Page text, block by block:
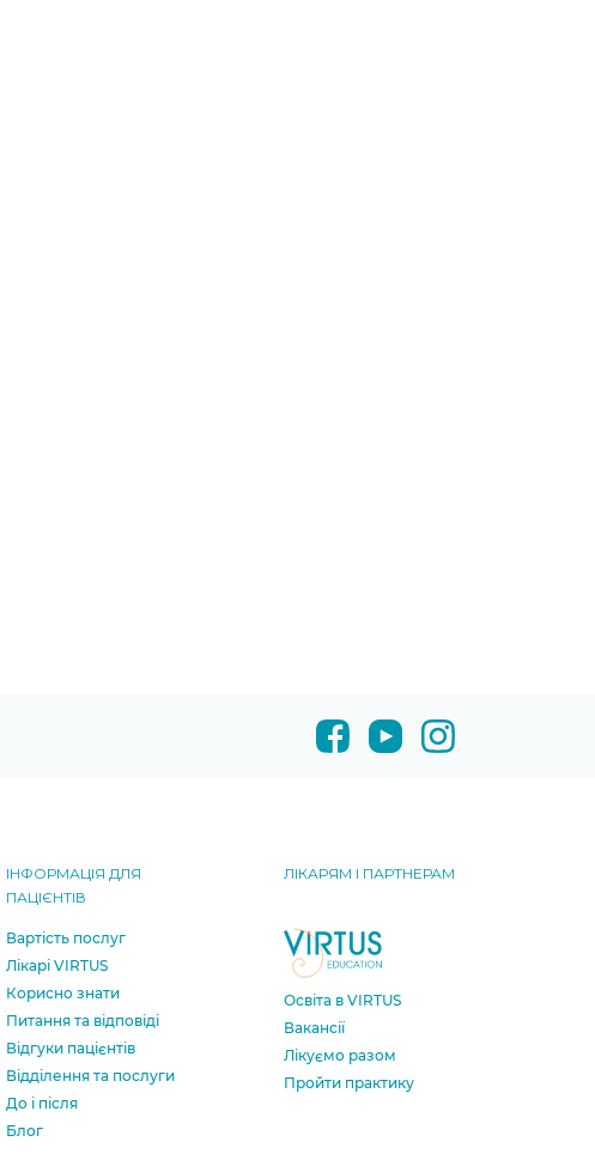
ІНФОРМАЦІЯ ДЛЯ
ПАЦІЄНТІВ
Вартість послуг
Лікарі VIRTUS
Корисно знати
Питання та відповіді
Відгуки пацієнтів
Відділення та послуги
До і після
Блог
ЛІКАРЯМ І ПАРТНЕРАМ
Освіта в VIRTUS
Вакансії
Лікуємо разом
Пройти практику